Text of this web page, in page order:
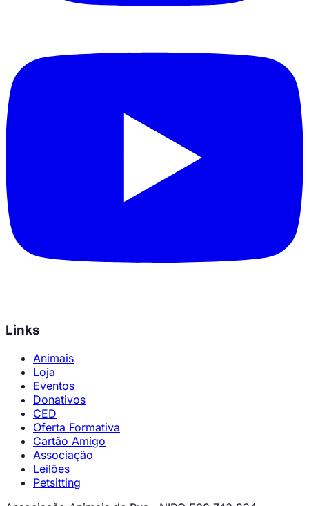
Links
Animais
Loja
Eventos
Donativos
CED
Oferta Formativa
Cartão Amigo
Associação
Leilões
Petsitting